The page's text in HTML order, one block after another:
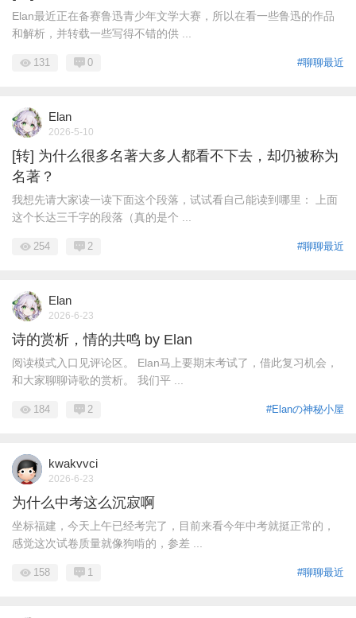
Elan最近正在备赛鲁迅青少年文学大赛，所以在看一些鲁迅的作品
和解析，并转载一些写得不错的供 ...
#聊聊最近
131 0
Elan
2026-5-10
[转] 为什么很多名著大多人都看不下去，却仍被称为
名著？
我想先请大家读一读下面这个段落，试试看自己能读到哪里： 上面
这个长达三千字的段落（真的是个 ...
#聊聊最近
254 2
Elan
2026-6-23
诗的赏析，情的共鸣 by Elan
阅读模式入口见评论区。 Elan马上要期末考试了，借此复习机会，
和大家聊聊诗歌的赏析。 我们平 ...
#Elanの神秘小屋
184 2
kwakvvci
2026-6-23
为什么中考这么沉寂啊
坐标福建，今天上午已经考完了，目前来看今年中考就挺正常的，
感觉这次试卷质量就像狗啃的，参差 ...
#聊聊最近
158 1